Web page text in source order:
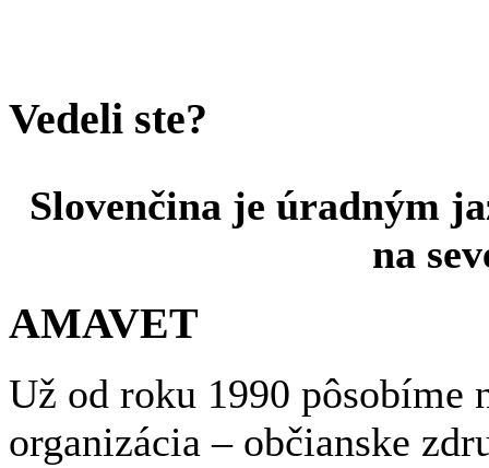
Vedeli ste?
Slovenčina je úradným
na
AMAVET
Už od roku 1990 pôsobíme
organizácia – občianske